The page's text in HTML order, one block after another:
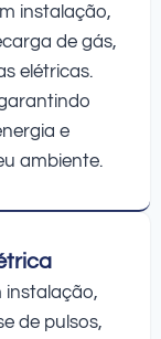
instalação,
de gás,
elétricas.
e
ambiente.
instalação,
de pulsos,